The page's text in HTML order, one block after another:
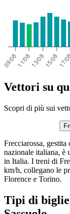
Vettori su
Scopri di più sui
Frecciarossa,
nazionale italiana, è
in Italia. I treni di
km/h, collegano le
Florence e Torino.
Tipi di